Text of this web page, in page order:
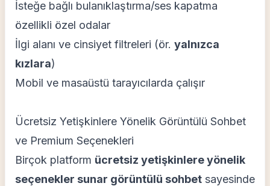
İsteğe bağlı bulanıklaştırma/ses kapatma
özellikli özel odalar
İlgi alanı ve cinsiyet filtreleri (ör. yalnızca
kızlara)
Mobil ve masaüstü tarayıcılarda çalışır
Ücretsiz Yetişkinlere Yönelik Görüntülü Sohbet
ve Premium Seçenekleri
Birçok platform ücretsiz yetişkinlere yönelik
seçenekler sunar görüntülü sohbet sayesinde